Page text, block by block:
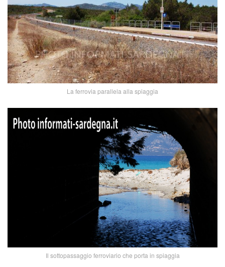
La ferrovia parallela alla spiaggia
Il sottopassaggio ferroviario che porta in spiaggia